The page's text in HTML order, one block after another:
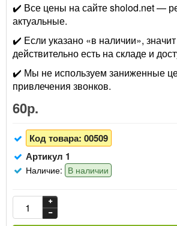
✔️ Все цены на сайте sholod.net —
актуальные.
✔️ Если указано «в наличии»,
действительно есть на складе и
✔️ Мы не используем заниженные
привлечения звонков.
60р.
Код товара: 00509
Артикул 1
Наличие: В наличии